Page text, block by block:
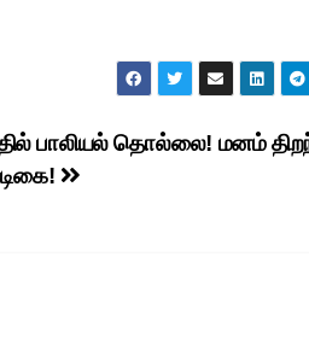
பாலியல் தொல்லை! மனம்